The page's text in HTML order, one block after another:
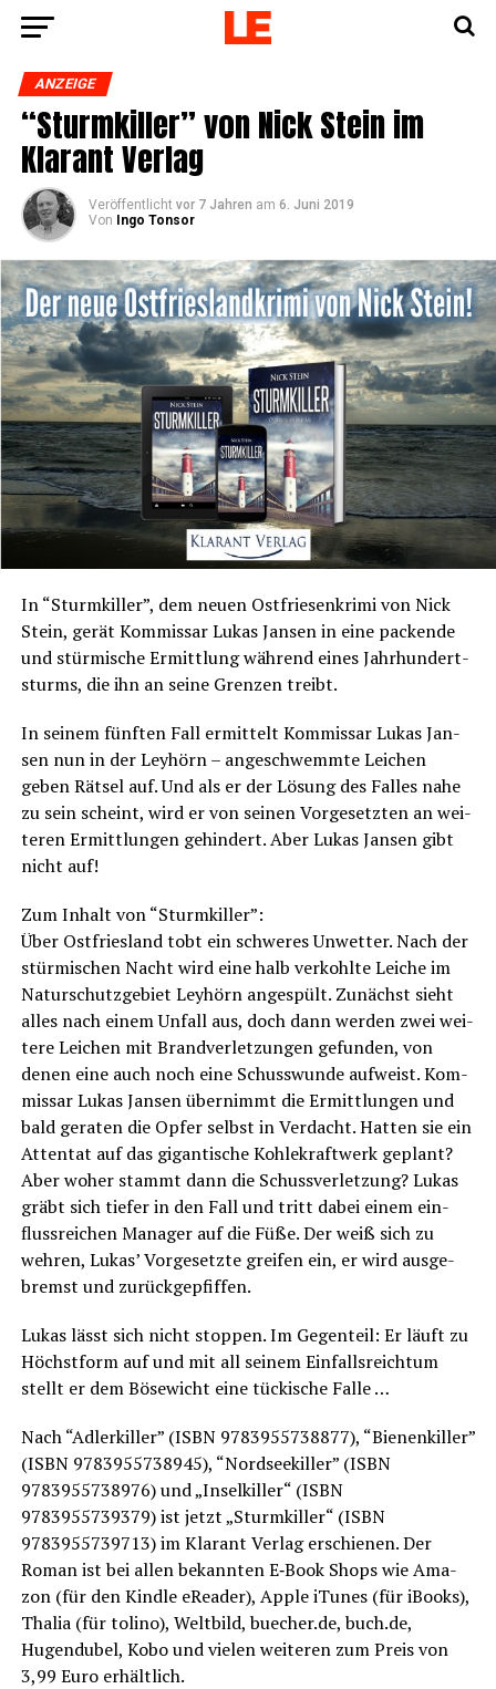
ANZEIGE
“Sturm­kil­ler” von Nick Stein im
Klar­ant Verlag
Veröffentlicht vor 7 Jahren am 6. Juni 2019
Von
Ingo Tonsor
In “Sturm­kil­ler”, dem neu­en Ost­frie­sen­kri­mi von Nick
Stein, gerät Kom­mis­sar Lukas Jan­sen in eine packen­de
und stür­mi­sche Ermitt­lung wäh­rend eines Jahr­hun­dert­
s­turms, die ihn an sei­ne Gren­zen treibt.
In sei­nem fünf­ten Fall ermit­telt Kom­mis­sar Lukas Jan­
sen nun in der Ley­hörn – ange­schwemm­te Lei­chen
geben Rät­sel auf. Und als er der Lösung des Fal­les nahe
zu sein scheint, wird er von sei­nen Vor­ge­setz­ten an wei­
te­ren Ermitt­lun­gen gehin­dert. Aber Lukas Jan­sen gibt
nicht auf!
Zum Inhalt von “Sturm­kil­ler”:
Über Ost­fries­land tobt ein schwe­res Unwet­ter. Nach der
stür­mi­schen Nacht wird eine halb ver­kohl­te Lei­che im
Natur­schutz­ge­biet Ley­hörn ange­spült. Zunächst sieht
alles nach einem Unfall aus, doch dann wer­den zwei wei­
te­re Lei­chen mit Brand­ver­let­zun­gen gefun­den, von
denen eine auch noch eine Schuss­wun­de auf­weist. Kom­
mis­sar Lukas Jan­sen über­nimmt die Ermitt­lun­gen und
bald gera­ten die Opfer selbst in Ver­dacht. Hat­ten sie ein
Atten­tat auf das gigan­ti­sche Koh­le­kraft­werk geplant?
Aber woher stammt dann die Schuss­ver­let­zung? Lukas
gräbt sich tie­fer in den Fall und tritt dabei einem ein­
fluss­rei­chen Mana­ger auf die Füße. Der weiß sich zu
weh­ren, Lukas’ Vor­ge­setz­te grei­fen ein, er wird aus­ge­
bremst und zurückgepfiffen.
Lukas lässt sich nicht stop­pen. Im Gegen­teil: Er läuft zu
Höchst­form auf und mit all sei­nem Ein­falls­reich­tum
stellt er dem Böse­wicht eine tücki­sche Falle …
Nach “Adler­kil­ler” (ISBN 9783955738877), “Bie­nen­kil­ler”
(ISBN 9783955738945), “Nord­see­kil­ler” (ISBN
9783955738976) und „Insel­kil­ler“ (ISBN
9783955739379) ist jetzt „Sturm­kil­ler“ (ISBN
9783955739713) im Klar­ant Ver­lag erschie­nen. Der
Roman ist bei allen bekann­ten E‑Book Shops wie Ama­
zon (für den Kind­le eRea­der), Apple iTu­nes (für iBooks),
Tha­lia (für toli­no), Welt­bild, buecher.de, buch.de,
Hugen­du­bel, Kobo und vie­len wei­te­ren zum Preis von
3,99 Euro erhältlich.